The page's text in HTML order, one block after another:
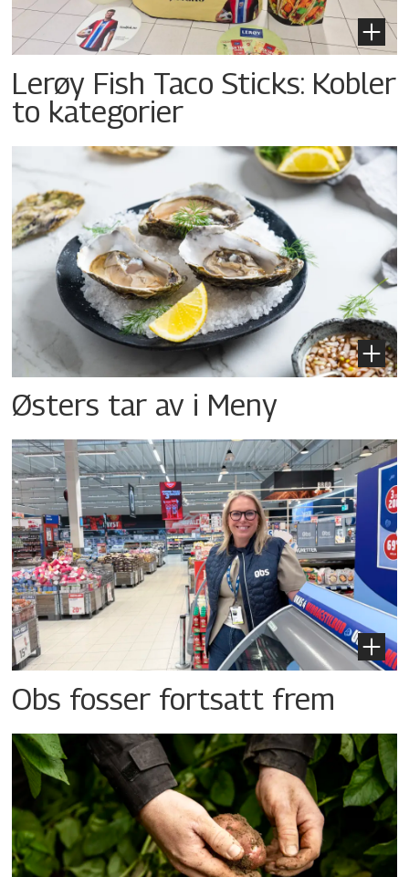
Lerøy Fish Taco Sticks: Kobler
to kategorier
Østers tar av i Meny
Obs fosser fortsatt frem